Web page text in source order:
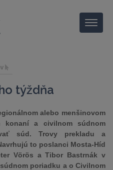
Menu
týždňa
alebo menšinovom
konaní a civilnom súdnom
súd. Trovy prekladu a
to poslanci Mosta-Híd
Vörös a Tibor Bastrnák v
poriadku a o Civilnom